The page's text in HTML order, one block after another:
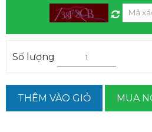
Số lượng
THÊM VÀO GIỎ MUA